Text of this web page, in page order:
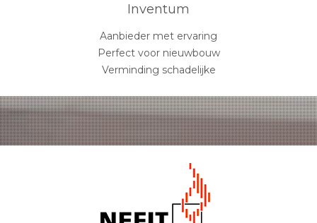
Inventum
Aanbieder met ervaring
Perfect voor nieuwbouw
Verminding schadelijke